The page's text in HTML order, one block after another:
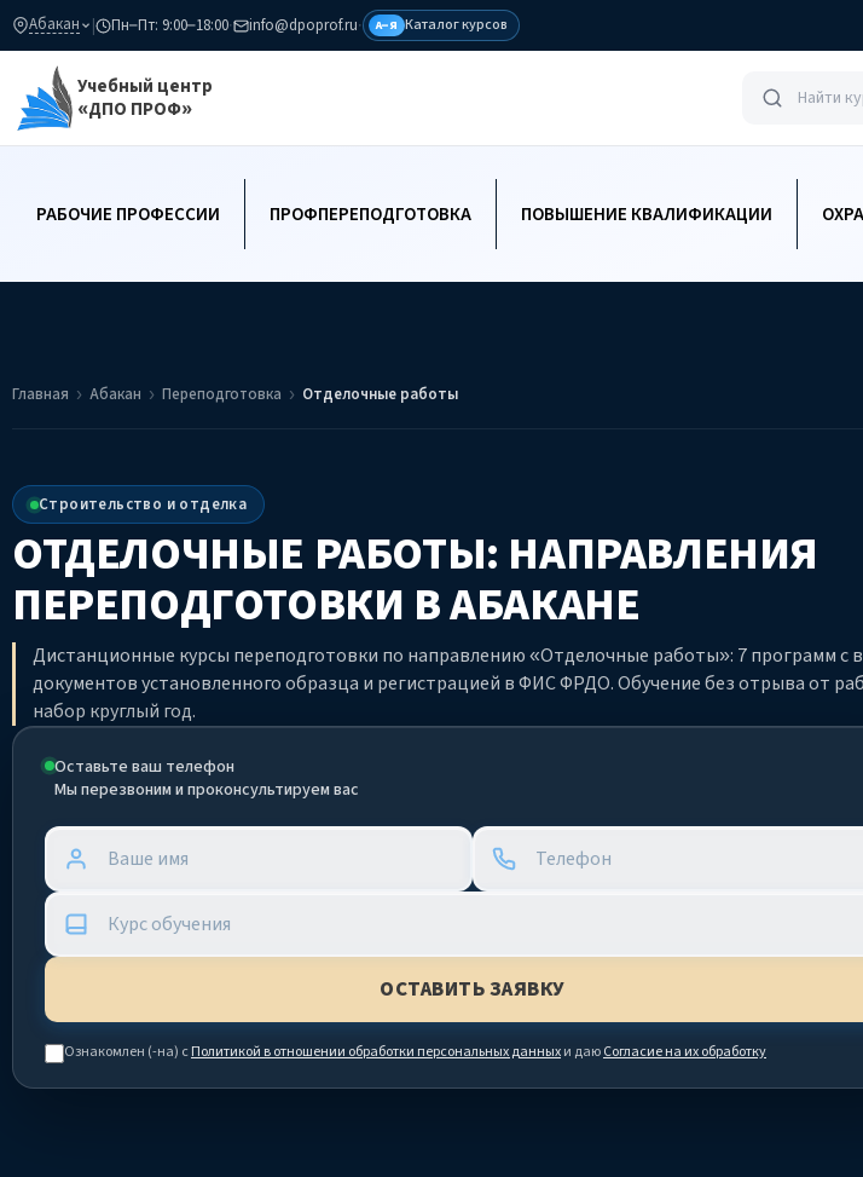
Абакан | Пн–Пт: 9:00–18:00· info@dpoprof.ru· А–Я Каталог курсов
Учебный центр
«ДПО ПРОФ»
РАБОЧИЕ ПРОФЕССИИ ПРОФПЕРЕПОДГОТОВКА ПОВЫШЕНИЕ КВАЛИФИКАЦИИ
Главная Абакан Переподготовка Отделочные работы
Строительство и отделка
ОТДЕЛОЧНЫЕ РАБОТЫ: НАПРАВЛЕНИЯ
ПЕРЕПОДГОТОВКИ В АБАКАНЕ
Дистанционные курсы переподготовки по направлению «Отделочные работы»: 7 программ с
документов установленного образца и регистрацией в ФИС ФРДО. Обучение без отрыва от
набор круглый год.
Оставьте ваш телефон
Мы перезвоним и проконсультируем вас
Ознакомлен (-на) сПолитикой в отношении обработки персональных данныхи даюСогласие на их обработку